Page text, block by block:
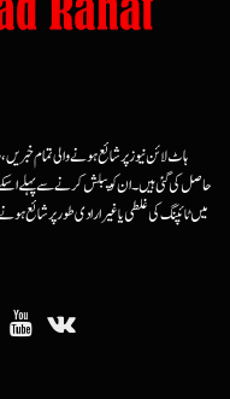
ہاٹ لائن نیوز پر شائع ہونے والی تمام
حاصل کی گئی ہیں۔ ان کو پبلش کرنے سے پہلے
میں ٹائپنگ کی غلطی یا غیرارادی طور پر شائع